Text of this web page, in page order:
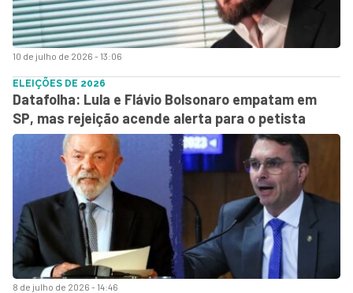
10 de julho de 2026 - 13:06
8 de julho de 2026 - 14:46
ELEIÇÕES DE 2026
Datafolha: Lula e Flávio Bolsonaro empatam em
SP, mas rejeição acende alerta para o petista